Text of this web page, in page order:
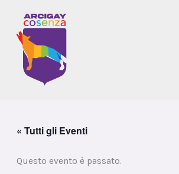
contenuto
« Tutti gli Eventi
Questo evento è passato.